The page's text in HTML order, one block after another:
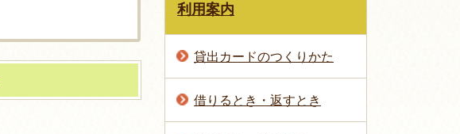
利用案内
貸出カードのつくりかた
借りるとき・返すとき